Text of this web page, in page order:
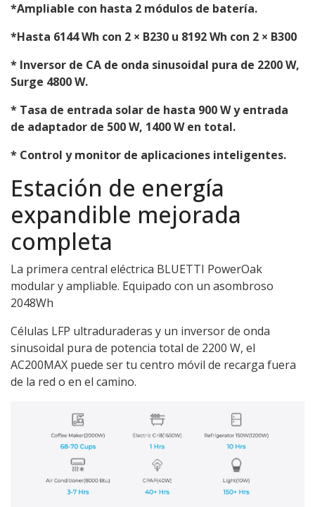
*Ampliable con hasta 2 módulos de batería.
*Hasta 6144 Wh con 2 × B230 u 8192 Wh con 2 × B300
* Inversor de CA de onda sinusoidal pura de 2200 W,
Surge 4800 W.
* Tasa de entrada solar de hasta 900 W y entrada
de adaptador de 500 W, 1400 W en total.
* Control y monitor de aplicaciones inteligentes.
Estación de energía
expandible mejorada
completa
La primera central eléctrica BLUETTI PowerOak
modular y ampliable. Equipado con un asombroso
2048Wh
Células LFP ultraduraderas y un inversor de onda
sinusoidal pura de potencia total de 2200 W, el
AC200MAX puede ser tu centro móvil de recarga fuera
de la red o en el camino.